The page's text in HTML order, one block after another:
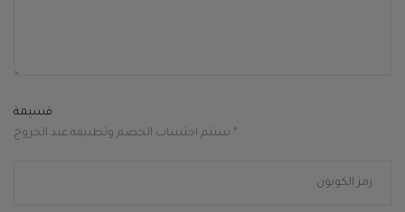
قسيمة
* سيتم احتساب الخصم وتطبيقه عند الخروج